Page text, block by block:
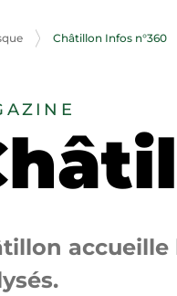
Châtillon Infos n°360
accueille